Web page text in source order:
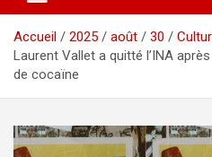
Accueil 2025 août 30
Laurent Vallet a quitté l’INA
de cocaïne